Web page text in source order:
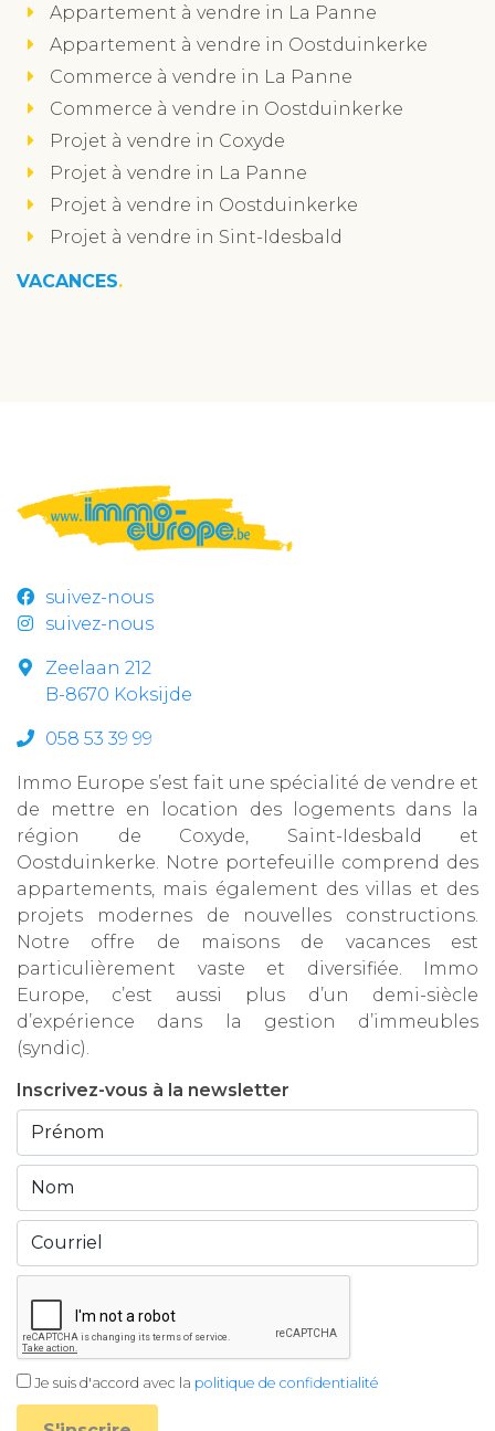
Appartement à vendre in La Panne
Appartement à vendre in Oostduinkerke
Commerce à vendre in La Panne
Commerce à vendre in Oostduinkerke
Projet à vendre in Coxyde
Projet à vendre in La Panne
Projet à vendre in Oostduinkerke
Projet à vendre in Sint-Idesbald
VACANCES
suivez-nous
suivez-nous
Zeelaan 212
B-8670 Koksijde
058 53 39 99
Immo Europe s’est fait une spécialité de vendre et
de mettre en location des logements dans la
région de Coxyde, Saint-Idesbald et
Oostduinkerke. Notre portefeuille comprend des
appartements, mais également des villas et des
projets modernes de nouvelles constructions.
Notre offre de maisons de vacances est
particulièrement vaste et diversifiée. Immo
Europe, c’est aussi plus d’un demi-siècle
d’expérience dans la gestion d’immeubles
(syndic).
Inscrivez-vous à la newsletter
Je suis d'accord avec la politique de confidentialité